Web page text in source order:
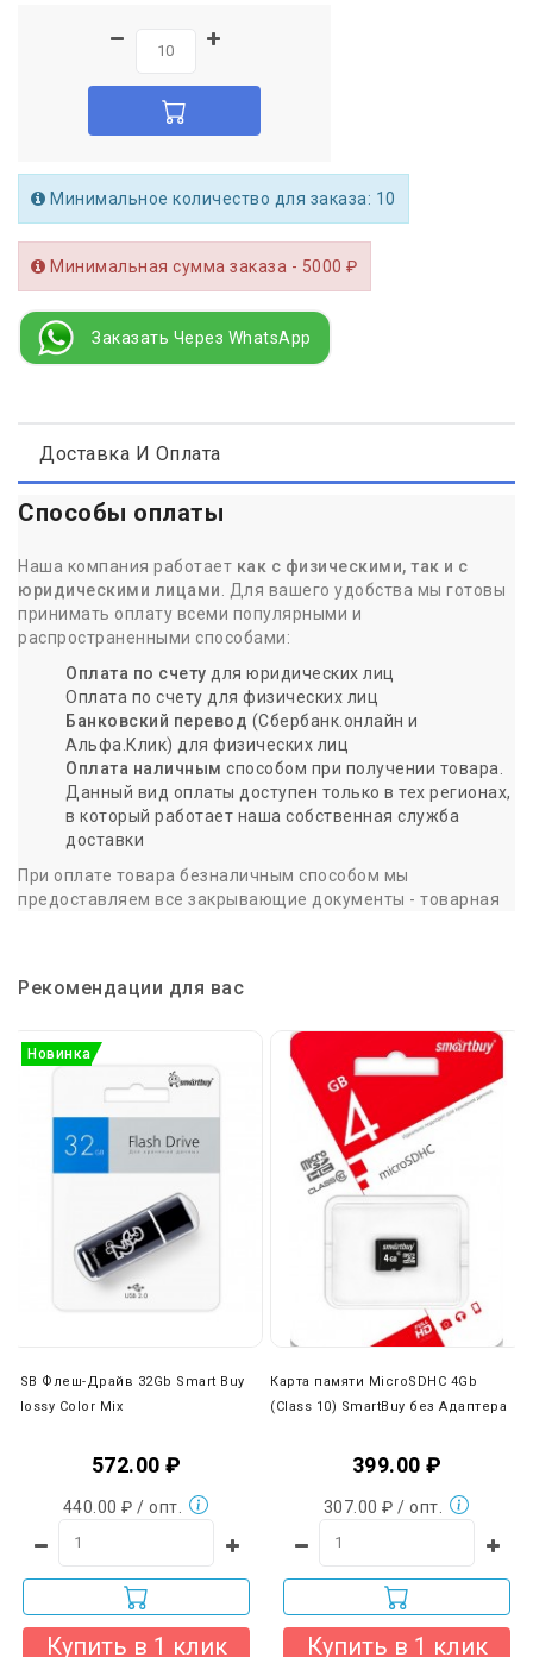
Минимальное количество для заказа: 10
Минимальная сумма заказа - 5000 ₽
Заказать Через WhatsApp
Доставка И Оплата
Способы оплаты
Наша компания работает как с физическими, так и с
юридическими лицами . Для вашего удобства мы готовы
принимать оплату всеми популярными и
распространенными способами:
Оплата по счету для юридических лиц
Оплата по счету для физических лиц
Банковский перевод (Сбербанк.онлайн и
Альфа.Клик) для физических лиц
Оплата наличным способом при получении товара.
Данный вид оплаты доступен только в тех регионах,
в который работает наша собственная служба
доставки
При оплате товара безналичным способом мы
предоставляем все закрывающие документы - товарная
При оплате наличными или переводе на банковскую карту
Доставка по России
Для точности и качества, заказывайте товар заранее. Мы
совершаем доставку товара, только если заказ сделан до
15:00 предыдущего дня.
Мы готовы доставить оплаченный вами товар
точку России любой транспортной компанией на ваш
(ПЭК, Деловые линии, КИТ и др.).
При доставке нашей собственной службой доставки вы
можете оплатить товар наличными при получении. Также
вы можете отказаться от наших транспортных услуг и
выбрать любую другую удобную вам компанию (ПЭК,
Рекомендации для вас
Новинка
USB Флеш-Драйв 32Gb Smart Buy
Glossy Color Mix
572.00 ₽
440.00 ₽ / опт.
Купить в 1 клик
Карта памяти MicroSDHC 4Gb
(Class 10) SmartBuy без Адаптера
399.00 ₽
307.00 ₽ / опт.
Купить в 1 клик